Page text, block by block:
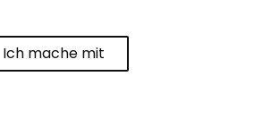
Ich mache mit